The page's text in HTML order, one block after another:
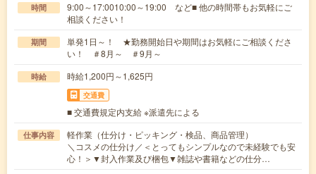
時間
9:00～17:0010:00～19:00 など■ 他の時間帯もお気軽にご
相談ください！
期間
単発1日～！ ★勤務開始日や期間はお気軽にご相談くださ
い！ ＃8月～ ＃9月～
時給 時給1,200円～1,625円
交通費
■ 交通費規定内支給 ※派遣先による
仕事内容
軽作業（仕分け・ピッキング・検品、商品管理）
＼コスメの仕分け／＜とってもシンプルなので未経験でも安
心！＞▼封入作業及び梱包▼雑誌や書籍などの仕分…